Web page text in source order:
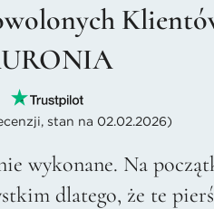
stan na 02.02.2026)
wykonane. Na
dlatego, że te